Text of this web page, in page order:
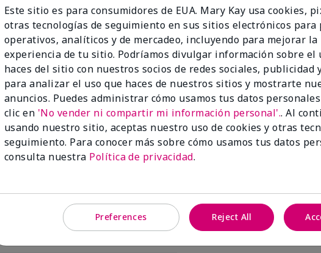
mayor venta
Proof® Acne System Set
Añadir a la bolsa
Mary Kay® CC Cream
Spectrum SPF 15*
Very Light
Añadir a la
Este sitio es para consumidores de EUA. Mary Kay usa cookies,
otras tecnologías de seguimiento en sus sitios electrónicos para
operativos, analíticos y de mercadeo, incluyendo para mejorar la
experiencia de tu sitio. Podríamos divulgar información sobre el
haces del sitio con nuestros socios de redes sociales, publicidad
para analizar el uso que haces de nuestros sitios y mostrarte
anuncios. Puedes administrar cómo usamos tus datos
clic en 'No vender ni compartir mi información personal'.. Al
usando nuestro sitio, aceptas nuestro uso de cookies y otras
seguimiento. Para conocer más sobre cómo usamos tus datos
consulta nuestra Política de privacidad.
Preferences Reject All